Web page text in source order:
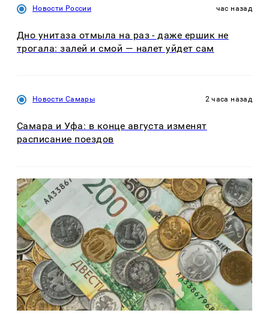
Новости России час назад
Дно унитаза отмыла на раз - даже ершик не
трогала: залей и смой — налет уйдет сам
Новости Самары 2 часа назад
Самара и Уфа: в конце августа изменят
расписание поездов